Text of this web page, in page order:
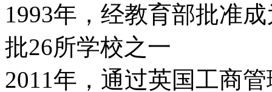
1993年，经教育部批准
批26所学校之一
2011年，通过英国工商